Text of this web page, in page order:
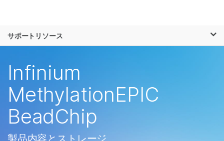
ソリューション
企業情報
サポート
お気に入りの分野を選択
サポートリソース
Infinium
MethylationEPIC
BeadChip
製品内容とストレージ
お気に入りの分野を選択すると、関連性の
高いコンテンツへのリンクが表示されます:
がん研究
微生物研究
農学研究
複雑な疾患
遺伝性および希少疾
患研究